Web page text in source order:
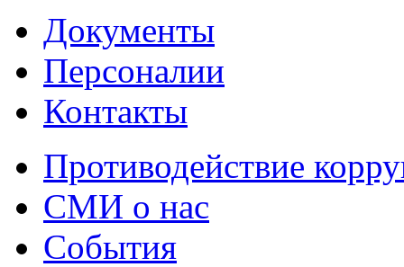
Документы
Персоналии
Контакты
Противодействие
СМИ о нас
События